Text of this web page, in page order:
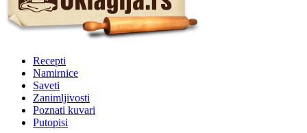
Recepti
Namirnice
Saveti
Zanimljivosti
Poznati kuvari
Putopisi